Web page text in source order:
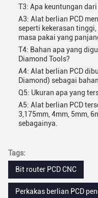
T3: Apa keuntungan
A3: Alat berlian PCD
seperti kekerasan
masa pakai yang
T4: Bahan apa yang
Diamond Tools?
A4: Alat berlian PCD
Diamond) sebagai
Q5: Ukuran apa yang
A5: Alat berlian PCD
3,175mm, 4mm, 5mm,
sebagainya.
Tags:
Bit router PCD CNC
Perkakas berlian PCD